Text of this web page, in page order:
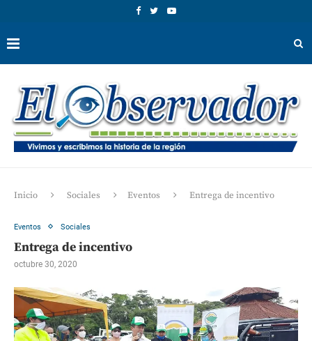
Inicio Sociales Eventos Entrega de incentivo
Eventos Sociales
Entrega de incentivo
octubre 30, 2020